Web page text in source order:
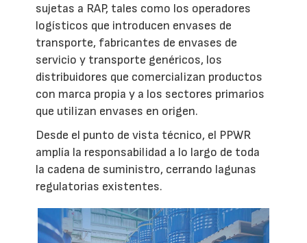
sujetas a RAP, tales como los operadores
logísticos que introducen envases de
transporte, fabricantes de envases de
servicio y transporte genéricos, los
distribuidores que comercializan productos
con marca propia y a los sectores primarios
que utilizan envases en origen.
Desde el punto de vista técnico, el PPWR
amplía la responsabilidad a lo largo de toda
la cadena de suministro, cerrando lagunas
regulatorias existentes.